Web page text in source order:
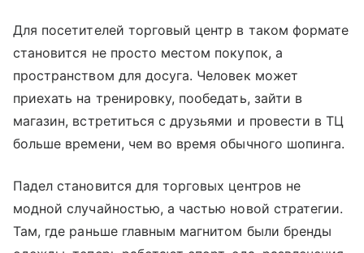
Для посетителей торговый центр в таком формате
становится не просто местом покупок, а
пространством для досуга. Человек может
приехать на тренировку, пообедать, зайти в
магазин, встретиться с друзьями и провести в ТЦ
больше времени, чем во время обычного шопинга.
Падел становится для торговых центров не
модной случайностью, а частью новой стратегии.
Там, где раньше главным магнитом были бренды